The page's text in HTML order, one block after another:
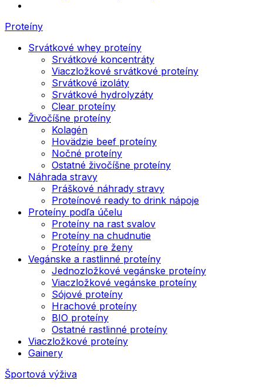
Proteíny
Srvátkové whey proteíny
Srvátkové koncentráty
Viaczložkové srvátkové proteíny
Srvátkové izoláty
Srvátkové hydrolyzáty
Clear proteíny
Živočíšne proteíny
Kolagén
Hovädzie beef proteíny
Nočné proteíny
Ostatné živočíšne proteíny
Náhrada stravy
Práškové náhrady stravy
Proteínové ready to drink nápoje
Proteíny podľa účelu
Proteíny na rast svalov
Proteíny na chudnutie
Proteíny pre ženy
Vegánske a rastlinné proteíny
Jednozložkové vegánske proteíny
Viaczložkové vegánske proteíny
Sójové proteíny
Hrachové proteíny
BIO proteíny
Ostatné rastlinné proteíny
Viaczložkové proteíny
Gainery
Športová výživa